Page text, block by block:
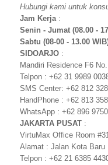
Hubungi kami untuk
Jam Kerja:
Senin - Jumat (08.00 -
Sabtu (08-00 - 13.00
SIDOARJO :
Mandiri Residence F6
Telpon : +62 31 9989
SMS Center: +62 812
HandPhone : +62 813
WhatsApp : +62 896
JAKARTA PUSAT :
VirtuMax Office Room
Alamat : Jalan Kota
Telpon : +62 21 6385